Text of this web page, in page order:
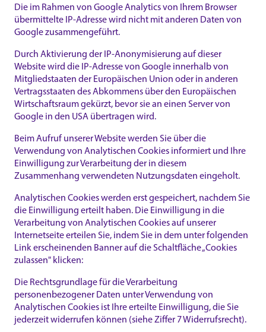
Die im Rahmen von Google Analytics von Ihrem Browser
übermittelte IP-Adresse wird nicht mit anderen Daten von
Google zusammengeführt.
Durch Aktivierung der IP-Anonymisierung auf dieser
Website wird die IP-Adresse von Google innerhalb von
Mitgliedstaaten der Europäischen Union oder in anderen
Vertragsstaaten des Abkommens über den Europäischen
Wirtschaftsraum gekürzt, bevor sie an einen Server von
Google in den USA übertragen wird.
Beim Aufruf unserer Website werden Sie über die
Verwendung von Analytischen Cookies informiert und Ihre
Einwilligung zur Verarbeitung der in diesem
Zusammenhang verwendeten Nutzungsdaten eingeholt.
Analytischen Cookies werden erst gespeichert, nachdem Sie
die Einwilligung erteilt haben. Die Einwilligung in die
Verarbeitung von Analytischen Cookies auf unserer
Internetseite erteilen Sie, indem Sie in dem unter folgenden
Link erscheinenden Banner auf die Schaltfläche „Cookies
zulassen" klicken:
Die Rechtsgrundlage für die Verarbeitung
personenbezogener Daten unter Verwendung von
Analytischen Cookies ist Ihre erteilte Einwilligung, die Sie
jederzeit widerrufen können (siehe Ziffer 7 Widerrufsrecht).